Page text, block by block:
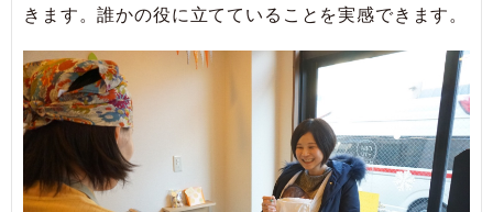
きます。誰かの役に立てていることを実感できます。